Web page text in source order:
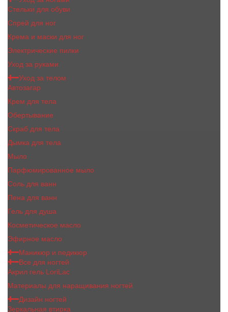
Стельки для обуви
Спрей для ног
Крема и маски для ног
Электрические пилки
Уход за руками
Уход за телом
Автозагар
Крем для тела
Обертывание
Скраб для тела
Дымка для тела
Мыло
Парфюмированное мыло
Соль для ванн
Пена для ванн
Гель для душа
Косметическое масло
Эфирное масло
Маникюр и педикюр
Все для ногтей
Акрил гель LoriLac
Материалы для наращивания ногтей
Дизайн ногтей
Зеркальная втирка